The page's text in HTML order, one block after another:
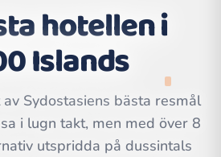
| ©
hotellen i
Islands
Sydostasiens bästa resmål
i lugn takt, men med över 8
utspridda på dussintals